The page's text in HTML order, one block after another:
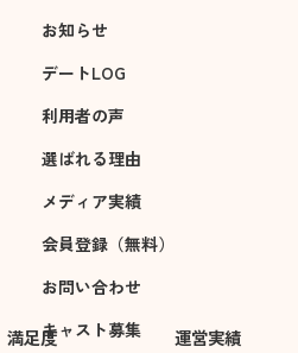
お知らせ
デートLOG
利用者の声
選ばれる理由
メディア実績
会員登録（無料）
お問い合わせ
キャスト募集
満足度 運営実績